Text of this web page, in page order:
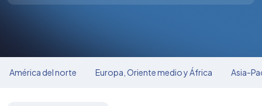
América del norte Europa, Oriente medio y África Asia-